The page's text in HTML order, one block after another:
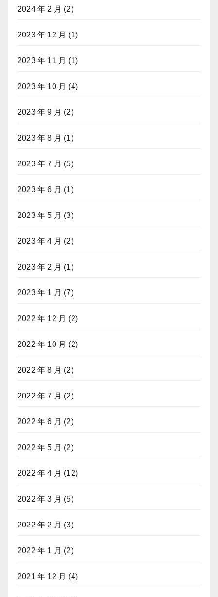
2024 年 2 月 (2)
2023 年 12 月 (1)
2023 年 11 月 (1)
2023 年 10 月 (4)
2023 年 9 月 (2)
2023 年 8 月 (1)
2023 年 7 月 (5)
2023 年 6 月 (1)
2023 年 5 月 (3)
2023 年 4 月 (2)
2023 年 2 月 (1)
2023 年 1 月 (7)
2022 年 12 月 (2)
2022 年 10 月 (2)
2022 年 8 月 (2)
2022 年 7 月 (2)
2022 年 6 月 (2)
2022 年 5 月 (2)
2022 年 4 月 (12)
2022 年 3 月 (5)
2022 年 2 月 (3)
2022 年 1 月 (2)
2021 年 12 月 (4)